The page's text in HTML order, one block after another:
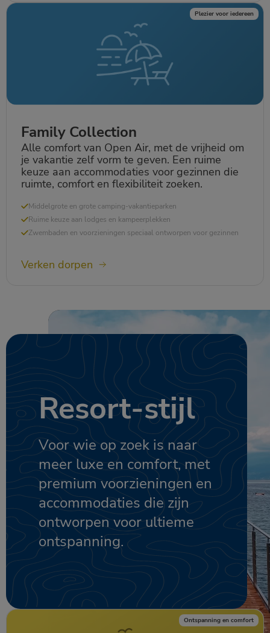
Plezier voor iedereen
Family Collection
Alle comfort van Open Air, met de vrijheid om
je vakantie zelf vorm te geven. Een ruime
keuze aan accommodaties voor gezinnen die
ruimte, comfort en flexibiliteit zoeken.
Middelgrote en grote camping-vakantieparken
Ruime keuze aan lodges en kampeerplekken
Zwembaden en voorzieningen speciaal ontworpen voor gezinnen
Verken dorpen
Resort-stijl
Voor wie op zoek is naar
meer luxe en comfort, met
premium voorzieningen en
accommodaties die zijn
ontworpen voor ultieme
ontspanning.
Ontspanning en comfort